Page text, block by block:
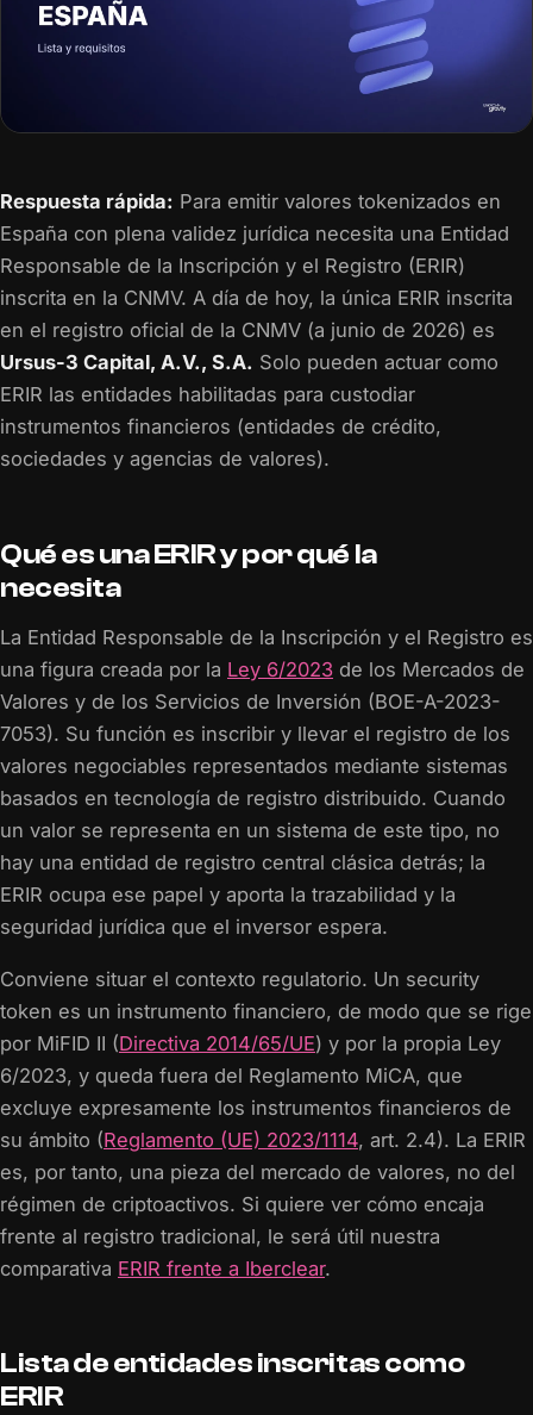
Respuesta rápida: Para emitir valores tokenizados en
España con plena validez jurídica necesita una Entidad
Responsable de la Inscripción y el Registro (ERIR)
inscrita en la CNMV. A día de hoy, la única ERIR inscrita
en el registro oficial de la CNMV (a junio de 2026) es
Ursus-3 Capital, A.V., S.A. Solo pueden actuar como
ERIR las entidades habilitadas para custodiar
instrumentos financieros (entidades de crédito,
sociedades y agencias de valores).
Qué es una ERIR y por qué la
necesita
La Entidad Responsable de la Inscripción y el Registro es
una figura creada por la Ley 6/2023 de los Mercados de
Valores y de los Servicios de Inversión (BOE-A-2023-
7053). Su función es inscribir y llevar el registro de los
valores negociables representados mediante sistemas
basados en tecnología de registro distribuido. Cuando
un valor se representa en un sistema de este tipo, no
hay una entidad de registro central clásica detrás; la
ERIR ocupa ese papel y aporta la trazabilidad y la
seguridad jurídica que el inversor espera.
Conviene situar el contexto regulatorio. Un security
token es un instrumento financiero, de modo que se rige
por MiFID II (Directiva 2014/65/UE) y por la propia Ley
6/2023, y queda fuera del Reglamento MiCA, que
excluye expresamente los instrumentos financieros de
su ámbito (Reglamento (UE) 2023/1114, art. 2.4). La ERIR
es, por tanto, una pieza del mercado de valores, no del
régimen de criptoactivos. Si quiere ver cómo encaja
frente al registro tradicional, le será útil nuestra
comparativa ERIR frente a Iberclear.
Lista de entidades inscritas como
ERIR